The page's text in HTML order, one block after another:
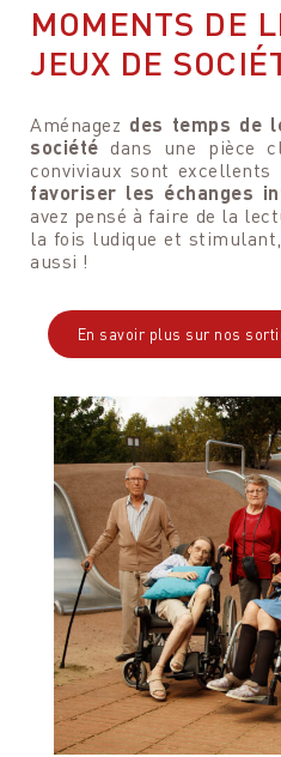
MOMENTS DE
JEUX DE
Aménagez des temps de
société dans une pièce
conviviaux sont
favoriser les échanges
avez pensé à faire de la
la fois ludique et
aussi !
En savoir plus sur nos